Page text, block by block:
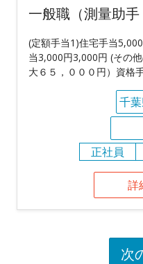
一般職（測量助手
(定額手当1)住宅手当
当3,000円3,000円 (その
大６５，０００円）資格
千
正社員
詳
次